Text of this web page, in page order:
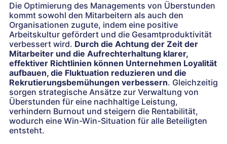
Die Optimierung des Managements von Überstunden
kommt sowohl den Mitarbeitern als auch den
Organisationen zugute, indem eine positive
Arbeitskultur gefördert und die Gesamtproduktivität
verbessert wird. Durch die Achtung der Zeit der
Mitarbeiter und die Aufrechterhaltung klarer,
effektiver Richtlinien können Unternehmen Loyalität
aufbauen, die Fluktuation reduzieren und die
Rekrutierungsbemühungen verbessern. Gleichzeitig
sorgen strategische Ansätze zur Verwaltung von
Überstunden für eine nachhaltige Leistung,
verhindern Burnout und steigern die Rentabilität,
wodurch eine Win-Win-Situation für alle Beteiligten
entsteht.